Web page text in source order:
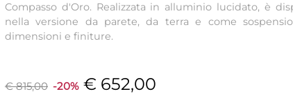
Compasso d'Oro. Realizzata in alluminio lucidato, è
nella versione da parete, da terra e come
dimensioni e finiture.
€ 815,00 -20% € 652,00